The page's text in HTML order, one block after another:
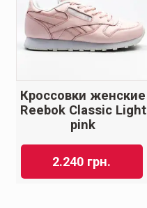
Кроссовки женские
Reebok Classic Light
pink
2.240 грн.